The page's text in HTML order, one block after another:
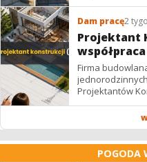
Dam pracę2
Projektant
Firma
Projektantów Konstrukcji.
podwykonawstwo –
POGODA